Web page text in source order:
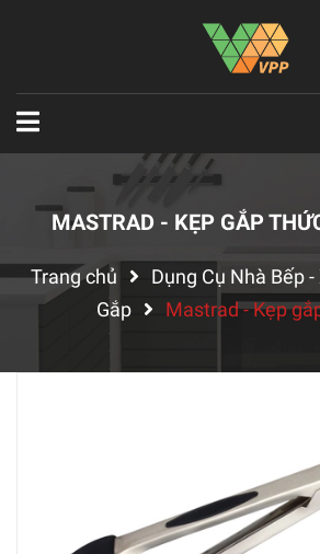
MASTRAD - KẸP GẮP
Trang chủ
Dụng Cụ Nhà Bếp
Gắp
Mastrad - Kẹp